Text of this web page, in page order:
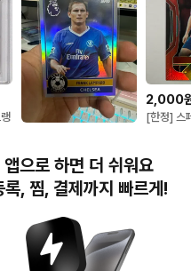
탑스 프랭크 램파드 첼시
축구 카드 2004
2,000
[한정] 스
앱으로 하면 더 쉬워요
록, 찜, 결제까지 빠르게!